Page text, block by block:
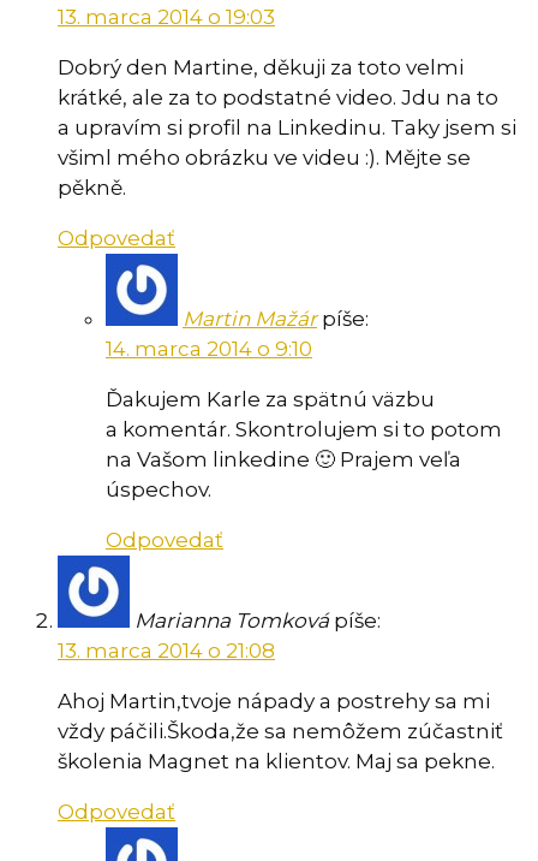
13. marca 2014 o 19:03
Dobrý den Martine, děkuji za toto velmi
krátké, ale za to podstatné video. Jdu na to
a upravím si profil na Linkedinu. Taky jsem si
všiml mého obrázku ve videu :). Mějte se
pěkně.
Odpovedať
Martin Mažár píše:
14. marca 2014 o 9:10
Ďakujem Karle za spätnú väzbu
a komentár. Skontrolujem si to potom
na Vašom linkedine 🙂 Prajem veľa
úspechov.
Odpovedať
Marianna Tomková píše:
13. marca 2014 o 21:08
Ahoj Martin,tvoje nápady a postrehy sa mi
vždy páčili.Škoda,že sa nemôžem zúčastniť
školenia Magnet na klientov. Maj sa pekne.
Odpovedať